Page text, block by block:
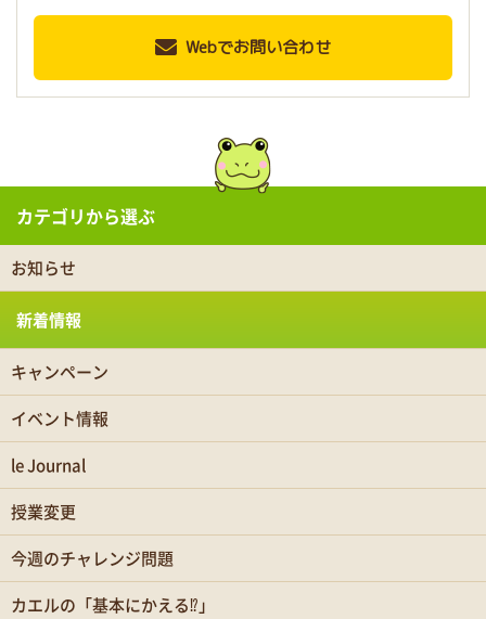
Webでお問い合わせ
カテゴリから選ぶ
お知らせ
新着情報
キャンペーン
イベント情報
le Journal
授業変更
今週のチャレンジ問題
カエルの「基本にかえる⁉」